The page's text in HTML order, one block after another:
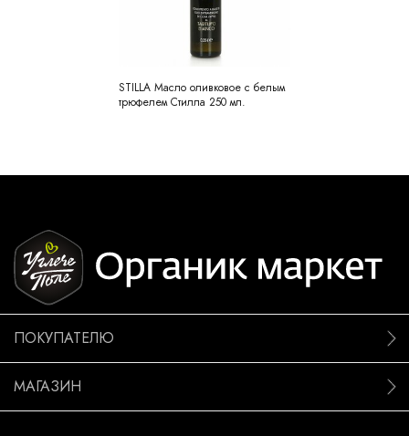
STILLA Масло оливковое с белым
трюфелем Стилла 250 мл.
ПОКУПАТЕЛЮ
МАГАЗИН